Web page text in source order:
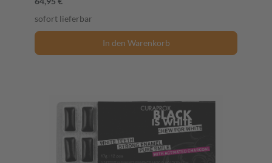
sofort lieferbar
In den Warenkorb